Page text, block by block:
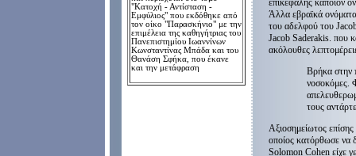
"Κατοχή - Αντίσταση -
Εμφύλιος" που εκδόθηκε από
τον οίκο "Παρασκήνιο" με την
επιμέλεια της καθηγήτριας του
Πανεπιστημίου Ιωαννίνων
Κωνσταντίνας Μπάδα και του
Θανάση Σφήκα, που έκανε
και την μετάφραση
επικεφαλής κάποιον
Άλλα εβραϊκά
του αδελφού του
Jacob Saderakis. που
ακόλουθες
Βρήκα στην
νοσοκόμες.
τους
Αξιοσημείωτος
οποίος κατόρθωσε να
Solomon Cohen είχε